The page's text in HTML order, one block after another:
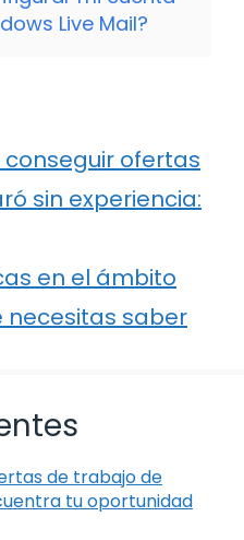
Live Mail?
ofertas
sin experiencia:
en el ámbito
necesitas saber
de trabajo de
tu oportunidad